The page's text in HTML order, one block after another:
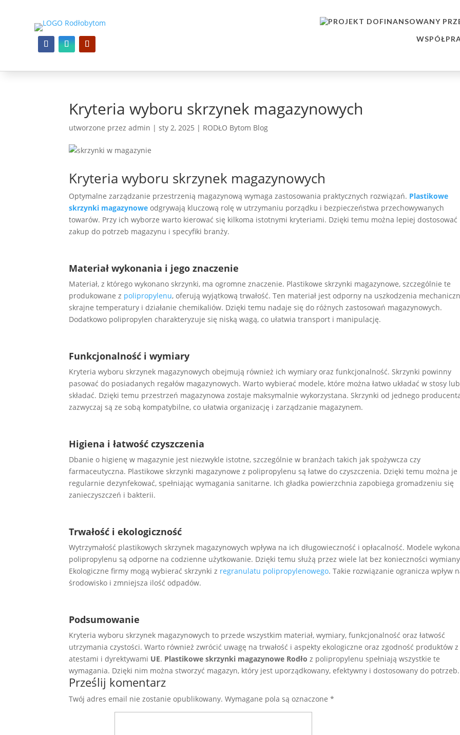
Kryteria wyboru skrzynek magazynowych
utworzone przezadmin |sty 2, 2025 | RODŁO Bytom Blog
Kryteria wyboru skrzynek magazynowych
Optymalne zarządzanie przestrzenią magazynową wymaga zastosowania praktycznych rozwiązań. Plastikowe
skrzynki magazynowe odgrywają kluczową rolę w utrzymaniu porządku i bezpieczeństwa przechowywanych
towarów. Przy ich wyborze warto kierować się kilkoma istotnymi kryteriami. Dzięki temu można lepiej dostosować
zakup do potrzeb magazynu i specyfiki branży.
Materiał wykonania i jego znaczenie
Materiał, z którego wykonano skrzynki, ma ogromne znaczenie. Plastikowe skrzynki magazynowe, szczególnie te
produkowane z polipropylenu, oferują wyjątkową trwałość. Ten materiał jest odporny na uszkodzenia
skrajne temperatury i działanie chemikaliów. Dzięki temu nadaje się do różnych zastosowań magazynowych.
Dodatkowo polipropylen charakteryzuje się niską wagą, co ułatwia transport i manipulację.
Funkcjonalność i wymiary
Kryteria wyboru skrzynek magazynowych obejmują również ich wymiary oraz funkcjonalność. Skrzynki powinny
pasować do posiadanych regałów magazynowych. Warto wybierać modele, które można łatwo układać w stosy lub
składać. Dzięki temu przestrzeń magazynowa zostaje maksymalnie wykorzystana. Skrzynki od jednego
zazwyczaj są ze sobą kompatybilne, co ułatwia organizację i zarządzanie magazynem.
Higiena i łatwość czyszczenia
Dbanie o higienę w magazynie jest niezwykle istotne, szczególnie w branżach takich jak spożywcza czy
farmaceutyczna. Plastikowe skrzynki magazynowe z polipropylenu są łatwe do czyszczenia. Dzięki temu można je
regularnie dezynfekować, spełniając wymagania sanitarne. Ich gładka powierzchnia zapobiega gromadzeniu się
zanieczyszczeń i bakterii.
Trwałość i ekologiczność
Wytrzymałość plastikowych skrzynek magazynowych wpływa na ich długowieczność i opłacalność. Modele
polipropylenu są odporne na codzienne użytkowanie. Dzięki temu służą przez wiele lat bez konieczności
Ekologiczne firmy mogą wybierać skrzynki z regranulatu polipropylenowego. Takie rozwiązanie ogranicza wpływ
środowisko i zmniejsza ilość odpadów.
Podsumowanie
Kryteria wyboru skrzynek magazynowych to przede wszystkim materiał, wymiary, funkcjonalność oraz łatwość
utrzymania czystości. Warto również zwrócić uwagę na trwałość i aspekty ekologiczne oraz zgodność produktów z
atestami i dyrektywami UE. Plastikowe skrzynki magazynowe Rodło z polipropylenu spełniają wszystkie te
wymagania. Dzięki nim można stworzyć magazyn, który jest uporządkowany, efektywny i dostosowany do potrzeb.
Prześlij komentarz
Twój adres email nie zostanie opublikowany. Wymagane pola są oznaczone*